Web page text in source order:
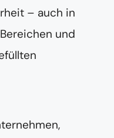
– auch in
und